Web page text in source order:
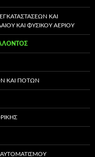
ΚΑΙ
ΚΑΙ ΦΥΣΙΚΟΎ ΑΕΡΊΟΥ
ΚΑΙ ΠΟΤΩΝ
ΑΥΤΟΜΑΤΙΣΜΟΥ